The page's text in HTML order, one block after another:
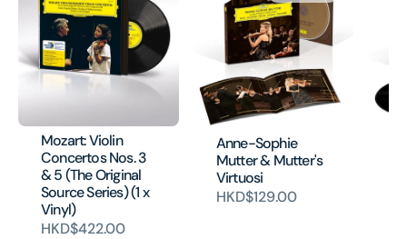
Mozart: Violin
Concertos Nos. 3
& 5 (The Original
Source Series) (1 x
Vinyl)
HKD$422.00
Anne-Sophie
Mutter & Mutter's
Virtuosi
HKD$129.00